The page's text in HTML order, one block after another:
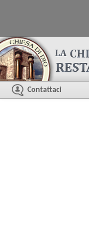
Contattaci